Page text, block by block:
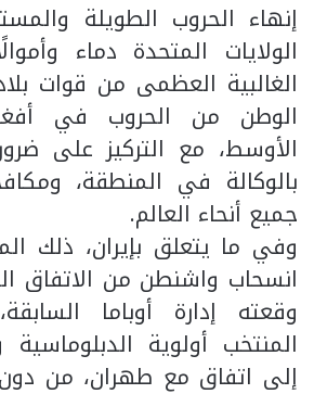
إنهاء الحروب الطويلة
الولايات المتحدة دماء
الغالبية العظمى من قوات
الوطن من الحروب في
الأوسط، مع التركيز على
بالوكالة في المنطقة،
جميع أنحاء العالم.
وفي ما يتعلق بإيران، ذلك
انسحاب واشنطن من الاتفاق
وقعته إدارة أوباما
المنتخب أولوية الدبلوماسية
إلى اتفاق مع طهران، من